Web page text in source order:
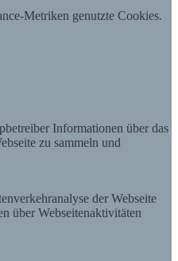
Metriken genutzte Cookies.
Informationen über das
zu sammeln und
der Webseite
über Webseitenaktivitäten